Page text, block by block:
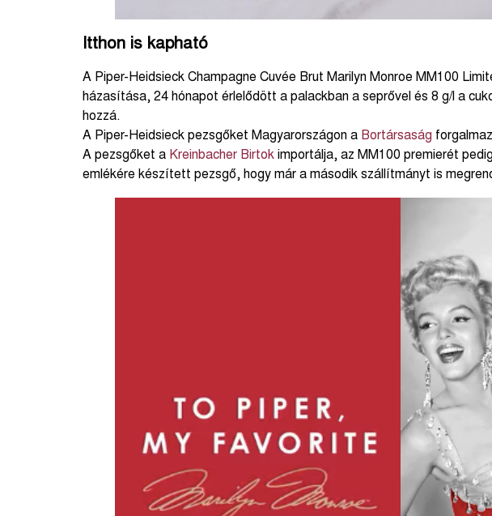
Itthon is kapható
A Piper-Heidsieck Champagne Cuvée Brut Marilyn Monroe MM100
házasítása, 24 hónapot érlelődött a palackban a seprővel és 8 g/l a
hozzá.
A Piper-Heidsieck pezsgőket Magyarországon a Bortársaság
A pezsgőket a Kreinbacher Birtok importálja, az MM100 premierét
emlékére készített pezsgő, hogy már a második szállítmányt is